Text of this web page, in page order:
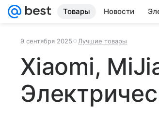
Товары Новости
9 сентября 2025 Лучшие товары
Xiaomi,